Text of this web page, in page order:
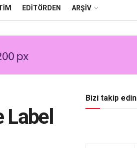
EDITÖRDEN ARŞIV
Bizi takip edin